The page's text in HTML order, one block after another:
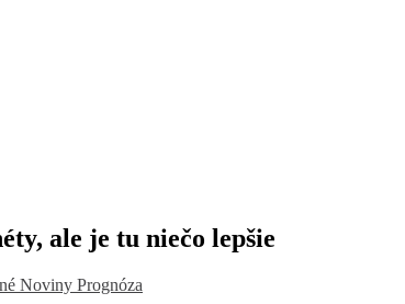
ale je tu niečo lepšie
Noviny Prognóza